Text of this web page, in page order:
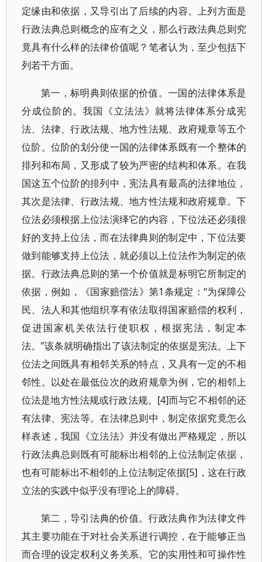
定缘由和依据，又导引出了后续的内容。上列方面是
行政法典总则概念的应有之义，那么行政法典总则究
竟具有什么样的法律价值呢？笔者认为，至少包括下
列若干方面。
第一，标明典则依据的价值。一国的法律体系是
分成位阶的。我国《立法法》就将法律体系分成宪
法、法律、行政法规、地方性法规、政府规章等五个
位阶。位阶的划分使一国的法律体系既有一个整体的
排列和布局，又形成了较为严密的结构和体系。在我
国这五个位阶的排列中，宪法具有最高的法律地位，
其次是法律、行政法规、地方性法规和政府规章。下
位法必须根据上位法演绎它的内容，下位法还必须很
好的支持上位法，而在法律典则的制定中，下位法要
做到能够支持上位法，就必须以上位法作为制定的依
据。行政法典总则的第一个价值就是标明它所制定的
依据，例如，《国家赔偿法》第1条规定：“为保障公
民、法人和其他组织享有依法取得国家赔偿的权利，
促进国家机关依法行使职权，根据宪法，制定本
法。”该条就明确指出了该法制定的依据是宪法。上下
位法之间既具有相邻关系的特点，又具有一定的不相
邻性。以处在最低位次的政府规章为例，它的相邻上
位法是地方性法规或行政法规。[4]而与它不相邻的还
有法律、宪法等。在法律总则中，制定依据究竟怎么
样表述，我国《立法法》并没有做出严格规定，所以
行政法典总则既有可能标出相邻的上位法制定依据，
也有可能标出不相邻的上位法制定依据[5]，这在行政
立法的实践中似乎没有理论上的障碍。
第二，导引法典的价值。行政法典作为法律文件
其主要功能在于对社会关系进行调控，在于能够正当
而合理的设定权利义务关系。它的实用性和可操作性